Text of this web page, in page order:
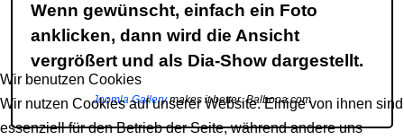
Wenn gewünscht, einfach ein Foto
anklicken, dann wird die Ansicht
vergrößert und als Dia-Show dargestellt.
Joomla Gallerymakes it better. Balbooa.com
Wir benutzen Cookies
Wir nutzen Cookies auf unserer Website. Einige von ihnen sind
essenziell für den Betrieb der Seite, während andere uns